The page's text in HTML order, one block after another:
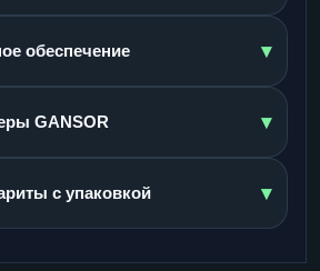
обеспечение ▾
GANSOR ▾
с упаковкой ▾